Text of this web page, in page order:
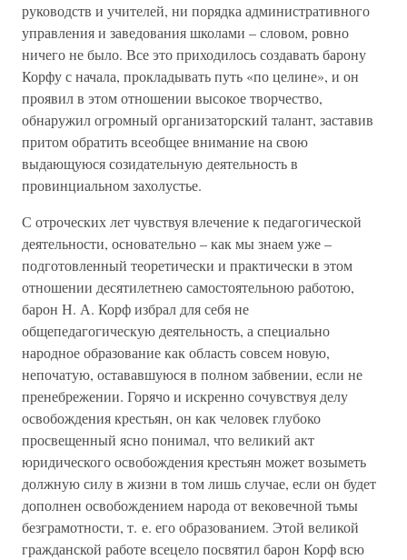
руководств и учителей, ни порядка административного
управления и заведования школами – словом, ровно
ничего не было. Все это приходилось создавать барону
Корфу с начала, прокладывать путь «по целине», и он
проявил в этом отношении высокое творчество,
обнаружил огромный организаторский талант, заставив
притом обратить всеобщее внимание на свою
выдающуюся созидательную деятельность в
провинциальном захолустье.
С отроческих лет чувствуя влечение к педагогической
деятельности, основательно – как мы знаем уже –
подготовленный теоретически и практически в этом
отношении десятилетнею самостоятельною работою,
барон Н. А. Корф избрал для себя не
общепедагогическую деятельность, а специально
народное образование как область совсем новую,
непочатую, остававшуюся в полном забвении, если не
пренебрежении. Горячо и искренно сочувствуя делу
освобождения крестьян, он как человек глубоко
просвещенный ясно понимал, что великий акт
юридического освобождения крестьян может возыметь
должную силу в жизни в том лишь случае, если он будет
дополнен освобождением народа от вековечной тьмы
безграмотности, т. е. его образованием. Этой великой
гражданской работе всецело посвятил барон Корф всю